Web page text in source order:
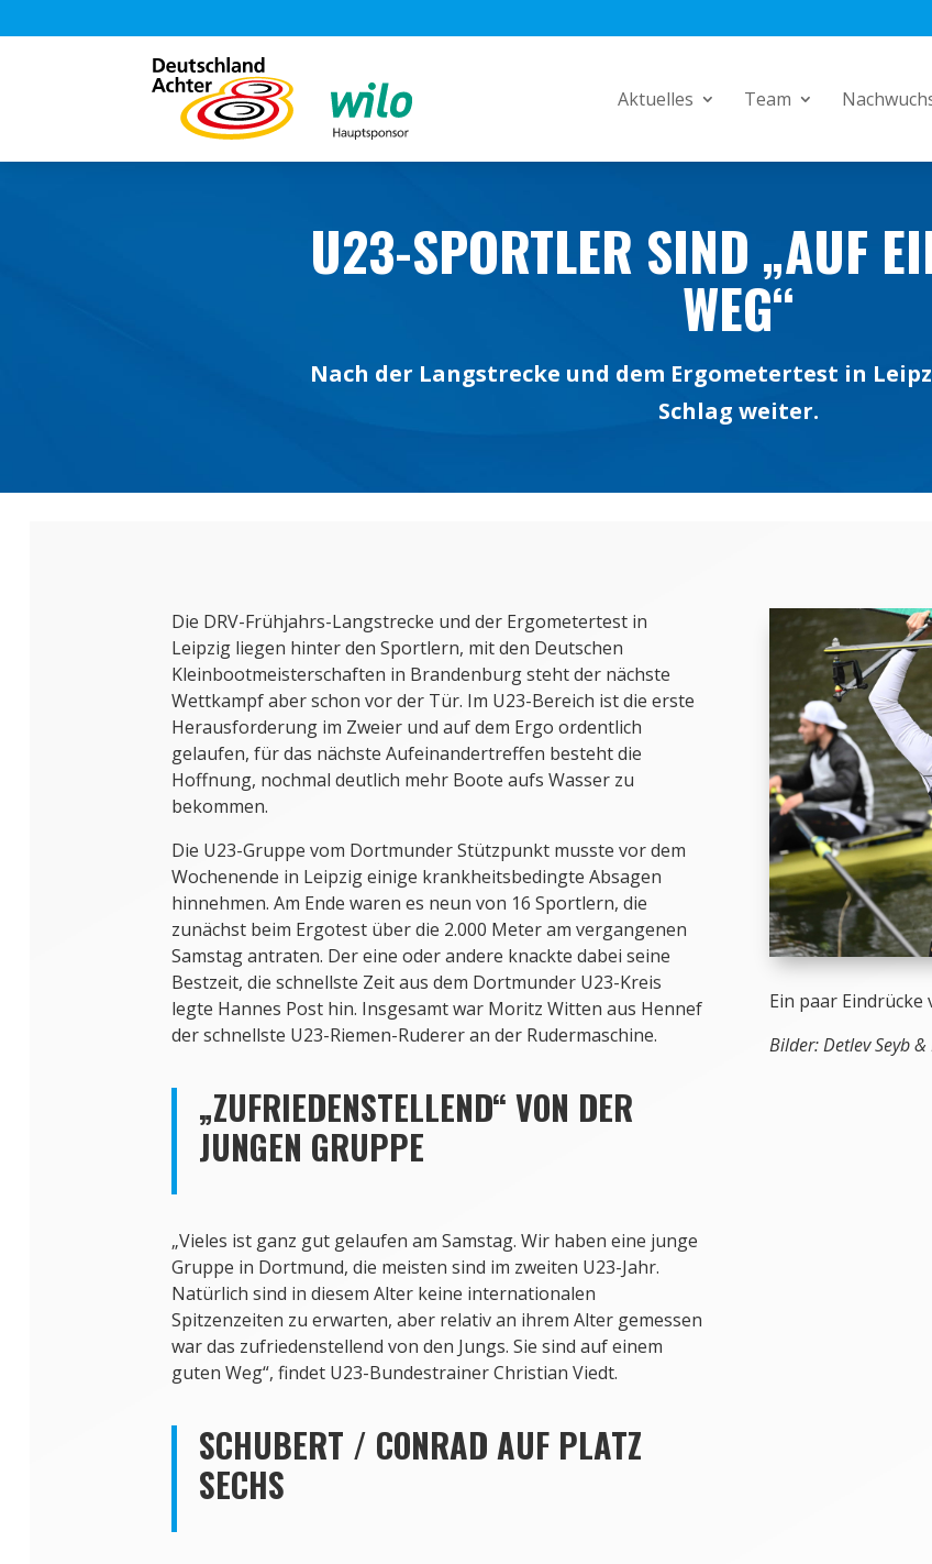
Aktuelles Team
U23-SPORTLER SIND „AUF
WEG“
Nach der Langstrecke und dem Ergometertest in
Schlag weiter.
Die DRV-Frühjahrs-Langstrecke und der Ergometertest in
Leipzig liegen hinter den Sportlern, mit den Deutschen
Kleinbootmeisterschaften in Brandenburg steht der nächste
Wettkampf aber schon vor der Tür. Im U23-Bereich ist die erste
Herausforderung im Zweier und auf dem Ergo ordentlich
gelaufen, für das nächste Aufeinandertreffen besteht die
Hoffnung, nochmal deutlich mehr Boote aufs Wasser zu
bekommen.
Die U23-Gruppe vom Dortmunder Stützpunkt musste vor dem
Wochenende in Leipzig einige krankheitsbedingte Absagen
hinnehmen. Am Ende waren es neun von 16 Sportlern, die
zunächst beim Ergotest über die 2.000 Meter am vergangenen
Samstag antraten. Der eine oder andere knackte dabei seine
Bestzeit, die schnellste Zeit aus dem Dortmunder U23-Kreis
legte Hannes Post hin. Insgesamt war Moritz Witten aus Hennef
der schnellste U23-Riemen-Ruderer an der Rudermaschine.
„ZUFRIEDENSTELLEND“ VON DER
JUNGEN GRUPPE
„Vieles ist ganz gut gelaufen am Samstag. Wir haben eine junge
Gruppe in Dortmund, die meisten sind im zweiten U23-Jahr.
Natürlich sind in diesem Alter keine internationalen
Spitzenzeiten zu erwarten, aber relativ an ihrem Alter gemessen
war das zufriedenstellend von den Jungs. Sie sind auf einem
guten Weg“, findet U23-Bundestrainer Christian Viedt.
SCHUBERT / CONRAD AUF PLATZ
SECHS
Ein paar
Bilder: Detlev Seyb